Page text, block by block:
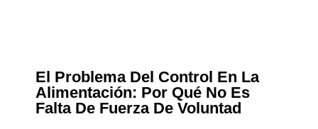
El Problema Del Control En La
Alimentación: Por Qué No Es
Falta De Fuerza De Voluntad